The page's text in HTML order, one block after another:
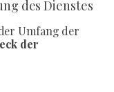
des Dienstes
Umfang der
der